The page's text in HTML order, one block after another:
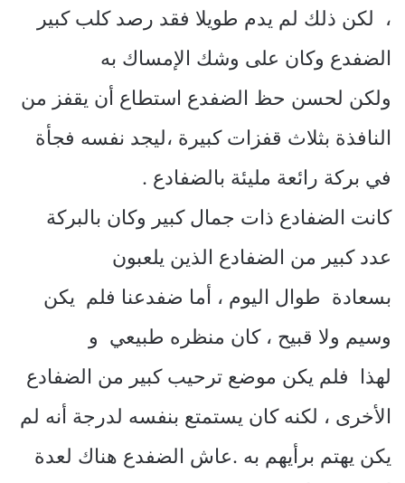
، لكن ذلك لم يدم طويلا فقد رصد كلب كبير
الضفدع وكان على وشك الإمساك به
ولكن لحسن حظ الضفدع استطاع أن يقفز من
النافذة بثلاث قفزات كبيرة ،ليجد نفسه فجأة
في بركة رائعة مليئة بالضفادع .
كانت الضفادع ذات جمال كبير وكان بالبركة
عدد كبير من الضفادع الذين يلعبون
بسعادة طوال اليوم ، أما ضفدعنا فلم يكن
وسيم ولا قبيح ، كان منظره طبيعي و
لهذا فلم يكن موضع ترحيب كبير من الضفادع
الأخرى ، لكنه كان يستمتع بنفسه لدرجة أنه لم
يكن يهتم برأيهم به .عاش الضفدع هناك لعدة